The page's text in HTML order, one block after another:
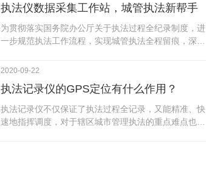
取目标对象，并同步到采集站中，此外设备具有断点续
传的功能，如果碰到网络故障，可以从已经上传或下载
的部分开始继续上传下载未完成的部分，而没有必要从
据和自动充电，方便执法人员下次直接使用，提高执法
仪数据效率。执法仪数据采集站还具有强大的数据存储
据，将统计结果以图表或者报表的形式呈现；设备设置
有用户操作权限管理，自动将用户警员编号与执法仪编
执法仪数据采集工作站，城管执法新帮手
为贯彻落实国务院办公厅关于执法过程全纪录制度，进
一步规范执法工作流程，实现城管执法全程留痕，深入
手。执法记录仪是我们队员在路面执法的必备品，它忠
盾的发生。现在有了执法仪数据采集工作站，执法队员
的担忧便得到有效的解决。每个采集工作站可支持多台
执法记录仪设备同时上传数据，队员当天使用当天上
2020-09-22
执法记录仪的GPS定位有什么作用？
执法记录仪不仅保证了执法过程全记录，又能精准、快
速地指挥调度，对于辖区城市管理执法的重点难点也能